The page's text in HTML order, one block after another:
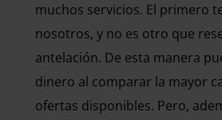
muchos servicios. El primero
nosotros, y no es otro que
antelación. De esta manera
dinero al comparar la mayor
ofertas disponibles. Pero,